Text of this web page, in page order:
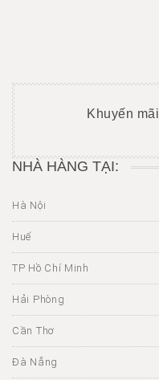
Khuyến mãi
NHÀ HÀNG TẠI:
Hà Nội
Huế
TP Hồ Chí Minh
Hải Phòng
Cần Thơ
Đà Nẵng